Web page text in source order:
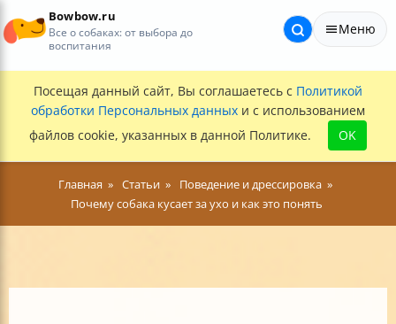
Bowbow.ru
Все о собаках: от выбора до
воспитания
Меню
Посещая данный сайт, Вы соглашаетесь с Политикой
обработки Персональных данных и с использованием
файлов cookie, указанных в данной Политике.
OK
Главная Статьи
Поведение и дрессировка
Почему собака кусает за ухо и как это понять